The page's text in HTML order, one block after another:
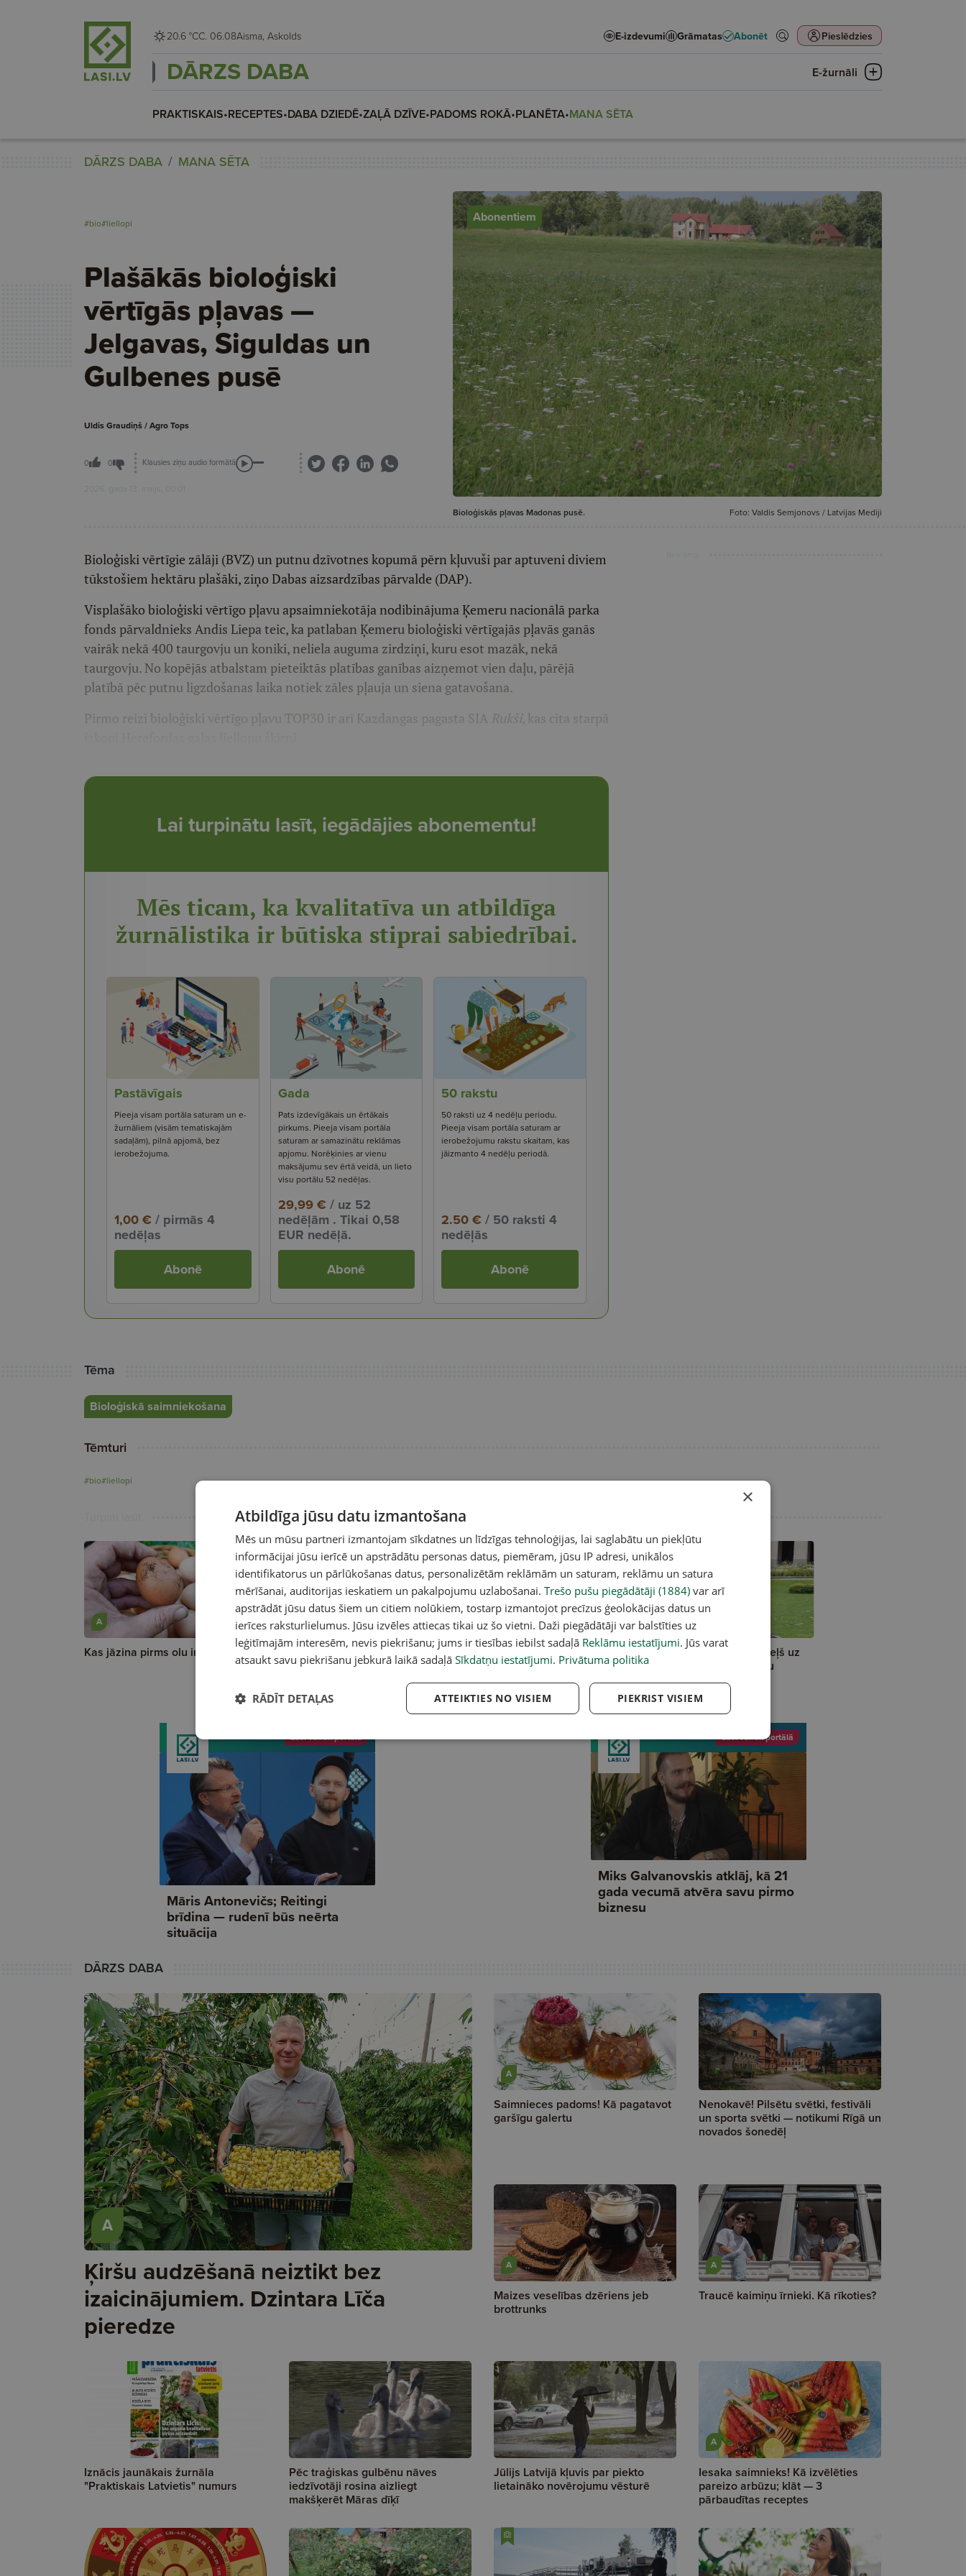
20.6 °CC. 06.08 Aisma, Askolds E-izdevumi Grāmatas Abonēt Pieslēdzies
DĀRZS DABA E-žurnāli
PRAKTISKAIS•RECEPTES•DABA DZIEDĒ•ZAĻĀ DZĪVE•PADOMS ROKĀ•PLANĒTA•MANA SĒTA
DĀRZS DABA MANA SĒTA
#bio#liellopi
Plašākās bioloģiski
vērtīgās pļavas —
Jelgavas, Siguldas un
Gulbenes pusē
Uldis Graudiņš / Agro Tops
0 0 Klausies ziņu audio formātā
2026. gada 13. maijs, 00:01
Abonentiem
Bioloģiskās pļavas Madonas pusē. Foto: Valdis Semjonovs / Latvijas Mediji
Bioloģiski vērtīgie zālāji (BVZ) un putnu dzīvotnes kopumā pērn kļuvuši par aptuveni diviem
tūkstošiem hektāru plašāki, ziņo Dabas aizsardzības pārvalde (DAP).
Visplašāko bioloģiski vērtīgo pļavu apsaimniekotāja nodibinājuma Ķemeru nacionālā parka
fonds pārvaldnieks Andis Liepa teic, ka patlaban Ķemeru bioloģiski vērtīgajās pļavās ganās
vairāk nekā 400 taurgovju un koniki, neliela auguma zirdziņi, kuru esot mazāk, nekā
taurgovju. No kopējās atbalstam pieteiktās platības ganības aizņemot vien daļu, pārējā
platībā pēc putnu ligzdošanas laika notiek zāles pļauja un siena gatavošana.
Pirmo reizi bioloģiski vērtīgo pļavu TOP30 ir arī Kazdangas pagasta SIA Rukši, kas cita starpā
Lai turpinātu lasīt, iegādājies abonementu!
Mēs ticam, ka kvalitatīva un atbildīga
žurnālistika ir būtiska stiprai sabiedrībai.
Pastāvīgais
Pieeja visam portāla saturam un e-
žurnāliem (visām tematiskajām
sadaļām), pilnā apjomā, bez
ierobežojuma.
1,00 € / pirmās 4
nedēļas
Abonē
Gada
Pats izdevīgākais un ērtākais
pirkums. Pieeja visam portāla
saturam ar samazinātu reklāmas
apjomu. Norēķinies ar vienu
maksājumu sev ērtā veidā, un lieto
visu portālu 52 nedēļas.
29,99 € / uz 52
nedēļām . Tikai 0,58
EUR nedēļā.
Abonē
50 rakstu
50 raksti uz 4 nedēļu periodu.
Pieeja visam portāla saturam ar
ierobežojumu rakstu skaitam, kas
jāizmanto 4 nedēļu periodā.
2.50 € / 50 raksti 4
nedēļās
Abonē
Tēma
Bioloģiskā saimniekošana
Tēmturi
#bio#liellopi
A
Kas jāzina pirms olu inkubācijas?
A
"Rāmrītu" saimnieks — no pasaules
ceļiem līdz medus biznesam laukos
A
Trušu nobarošana un gaļas
īpatnības
A
Kooperācija kazkopībā — ceļš uz
ilgtspējīgu nozares attīstību
DĀRZS DABA
A
Ķiršu audzēšanā neiztikt bez
izaicinājumiem. Dzintara Līča
pieredze
A
Saimnieces padoms! Kā pagatavot
garšīgu galertu
Nenokavē! Pilsētu svētki, festivāli
un sporta svētki — notikumi Rīgā un
novados šonedēļ
A
Maizes veselības dzēriens jeb
brottrunks
A
Traucē kaimiņu īrnieki. Kā rīkoties?
Iznācis jaunākais žurnāla
"Praktiskais Latvietis" numurs
Pēc traģiskas gulbēnu nāves
iedzīvotāji rosina aizliegt
makšķerēt Māras dīķī
Jūlijs Latvijā kļuvis par piekto
lietaināko novērojumu vēsturē
A
Iesaka saimnieks! Kā izvēlēties
pareizo arbūzu; klāt — 3
pārbaudītas receptes
×
Atbildīga jūsu datu izmantošana
Mēs un mūsu partneri izmantojam sīkdatnes un līdzīgas tehnoloģijas, lai saglabātu un piekļūtu
informācijai jūsu ierīcē un apstrādātu personas datus, piemēram, jūsu IP adresi, unikālos
identifikatorus un pārlūkošanas datus, personalizētām reklāmām un saturam, reklāmu un satura
mērīšanai, auditorijas ieskatiem un pakalpojumu uzlabošanai. Trešo pušu piegādātāji (1884) var arī
apstrādāt jūsu datus šiem un citiem nolūkiem, tostarp izmantojot precīzus ģeolokācijas datus un
ierīces raksturlielumus. Jūsu izvēles attiecas tikai uz šo vietni. Daži piegādātāji var balstīties uz
leģitīmajām interesēm, nevis piekrišanu; jums ir tiesības iebilst sadaļā Reklāmu iestatījumi. Jūs varat
atsaukt savu piekrišanu jebkurā laikā sadaļā Sīkdatņu iestatījumi. Privātuma politika
PIEKRIST VISIEM
ATTEIKTIES NO VISIEM
RĀDĪT DETAĻAS